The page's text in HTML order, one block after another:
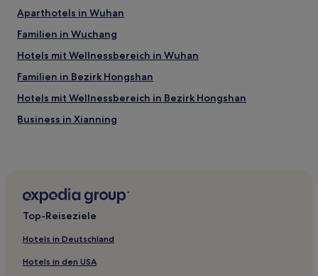
Aparthotels in Wuhan
Familien in Wuchang
Hotels mit Wellnessbereich in Wuhan
Familien in Bezirk Hongshan
Hotels mit Wellnessbereich in Bezirk Hongshan
Business in Xianning
Optics Valley: Hotels
Wuhan Hotels
Jingshan Hotels
Yujiaqiao Hotels
Top-Reiseziele
Hotels in Deutschland
Hotels in den USA